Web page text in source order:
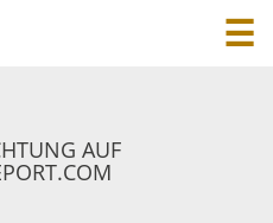
☰
AUF